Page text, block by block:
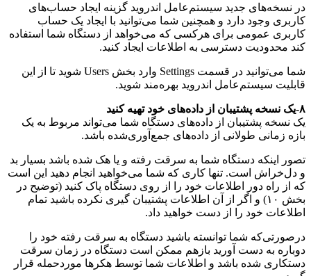
در نسخه‌های جدید سیستم‌عامل اندروید گزینه ایجاد حساب‌های
کاربری وجود دارد و همچنین شما می‌توانید با ایجاد یک حساب
کاربری عمومی برای هرکسی که می‌خواهد از دستگاه شما استفاده
کند محدودیت دسترسی به اطلاعات ایجاد کنید.
شما می‌توانید در قسمت Settings وارد بخش Users شوید تا از این
قابلیت سیستم‌عامل اندروید بهره‌مند شوید.
۸-یک نسخه پشتیبان از داده‌های خود تهیه کنید
یک نسخه پشتیبان از داده‌های دستگاه شما می‌تواند مربوط به یک
بازه ‌زمانی طولانی از داده‌های جمع‌آوری‌شده باشد.
تصور اینکه دستگاه شما به سرقت رفته و یا هک شده باشد بسیار بد
و دل‌خراش است. تنها کاری که شما می‌خواهید انجام دهید این است
که از راه دور اطلاعات خود را از روی دستگاه پاک کنید (توضیح در
بخش ۱۰) و اگر از آن اطلاعات پشتیبان گیری نکرده باشید تمام
اطلاعات خود را از دست خواهید داد.
درصورتی‌که شما توانسته باشید دستگاه به سرقت رفته خود را
دوباره به دست آورید بازهم ممکن است دستگاه در زمان سرقت
دستکاری شده باشد و اطلاعات شما توسط هکرها موردحمله قرار